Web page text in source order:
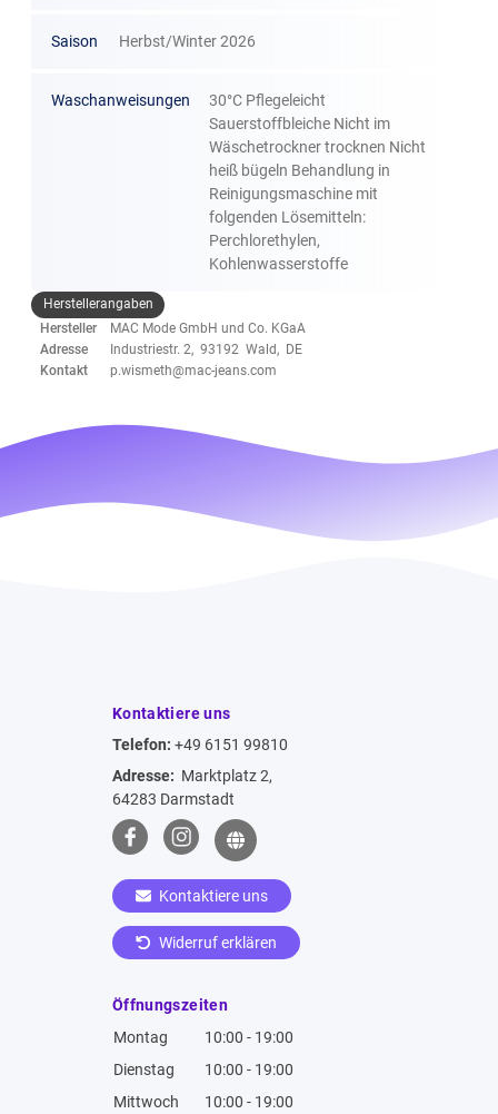
Saison Herbst/Winter 2026
Waschanweisungen
30°C Pflegeleicht
Sauerstoffbleiche Nicht im
Wäschetrockner trocknen Nicht
heiß bügeln Behandlung in
Reinigungsmaschine mit
folgenden Lösemitteln:
Perchlorethylen,
Kohlenwasserstoffe
Herstellerangaben
Hersteller
MAC Mode GmbH und Co. KGaA
Adresse
Industriestr. 2, 93192 Wald, DE
Kontakt
p.wismeth@mac-jeans.com
Kontaktiere uns
Telefon: +49 6151 99810
Adresse: Marktplatz 2,
64283 Darmstadt
Kontaktiere uns
Widerruf erklären
Öffnungszeiten
Montag
10:00 - 19:00
Dienstag
10:00 - 19:00
Mittwoch
10:00 - 19:00